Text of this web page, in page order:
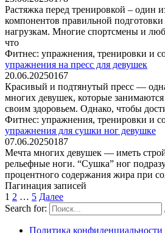
Растяжка перед тренировкой – один
компонентов правильной
нагрузкам. Многие спортсмены и
что
Фитнес: упражнения, тренировки и
упражнения на пресс для девушек
20.06.20250167
Красивый и подтянутый пресс —
многих девушек, которые занимаются
своим здоровьем. Однако, чтобы
Фитнес: упражнения, тренировки и
упражнения для сушки ног девушке
07.06.20250187
Мечта многих девушек — иметь
рельефные ноги. “Сушка” ног
процентного содержания жира при
Пагинация записей
1 2 … 5 Далее
Search for:
Политика конфиденциальности